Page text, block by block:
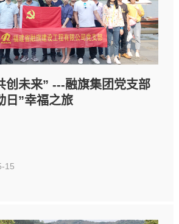
创未来” ---融旗集团党支部
日”幸福之旅
15